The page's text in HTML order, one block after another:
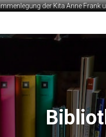
der Kita Anne Frank